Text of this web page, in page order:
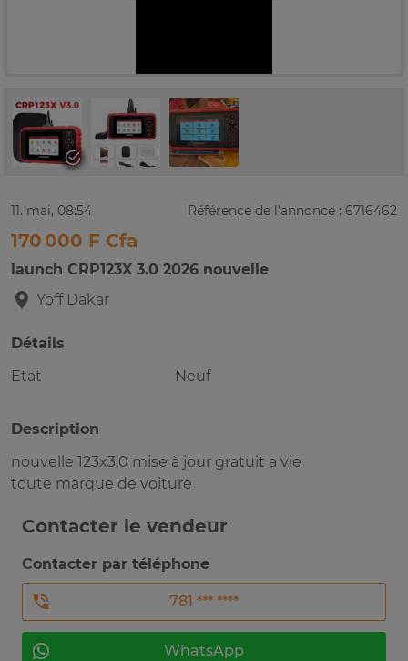
11. mai, 08:54 Référence de l'annonce : 6716462
170 000 F Cfa
launch CRP123X 3.0 2026 nouvelle
Yoff Dakar
Détails
Etat
Neuf
Description
nouvelle 123x3.0 mise à jour gratuit a vie
toute marque de voiture
Contacter le vendeur
Contacter par téléphone
781 *** ****
WhatsApp